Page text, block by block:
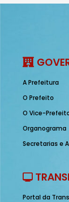
A Prefeitura
O Prefeito
O Vice-
Organograma
Secretarias e
Portal da